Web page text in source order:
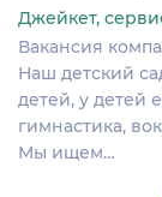
Джейкет,
Вакансия
Наш детский
детей, у детей
гимнастика,
Мы ищем…